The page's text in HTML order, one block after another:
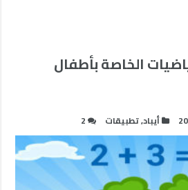
الخاصة بأطفال
أيباد,تطبيقات 2